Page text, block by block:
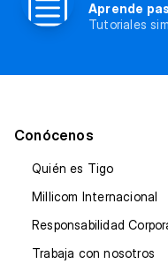
Aprende
Tutoriales
Conócenos
Quién es Tigo
Millicom Internacional
Responsabilidad
Trabaja con nosotros